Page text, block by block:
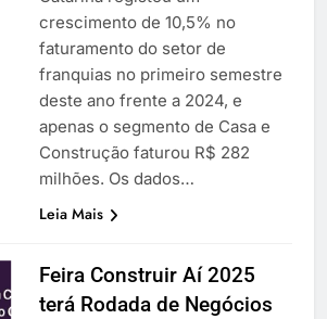
crescimento de 10,5% no
faturamento do setor de
franquias no primeiro semestre
deste ano frente a 2024, e
apenas o segmento de Casa e
Construção faturou R$ 282
milhões. Os dados…
Leia Mais
Feira Construir Aí 2025
terá Rodada de Negócios